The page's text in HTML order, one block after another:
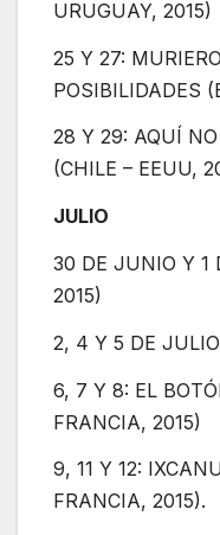
URUGUAY, 2015)
25 Y 27:
POSIBILIDADES
28 Y 29: AQUÍ
(CHILE – EEUU,
JULIO
30 DE JUNIO Y 1
2015)
2, 4 Y 5 DE
6, 7 Y 8: EL
FRANCIA, 2015)
9, 11 Y 12:
FRANCIA, 2015).